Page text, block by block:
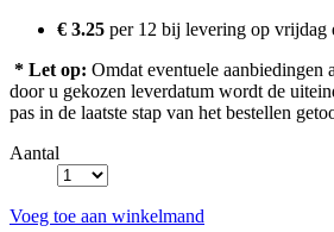
€ 3.25 per 12 bij levering op vrijdag
* Let op: Omdat eventuele
door u gekozen leverdatum wordt de
pas in de laatste stap van het bestellen
Aantal
Voeg toe aan winkelmand